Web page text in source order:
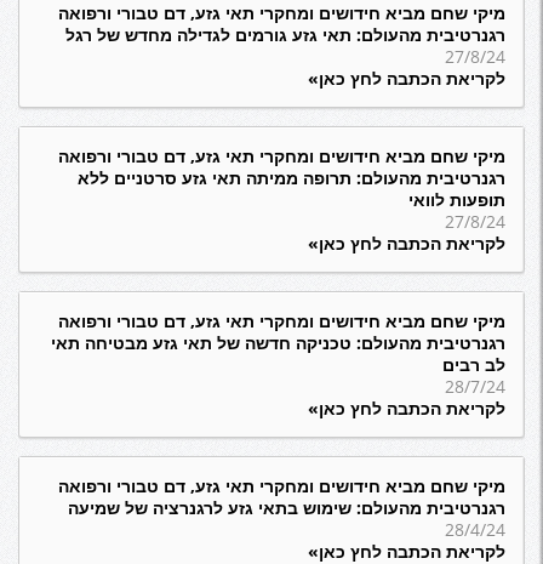
מיקי שחם מביא חידושים ומחקרי תאי גזע, דם טבורי ורפואה
רגנרטיבית מהעולם: תאי גזע גורמים לגדילה מחדש של רגל
27/8/24
לקריאת הכתבה לחץ כאן»
מיקי שחם מביא חידושים ומחקרי תאי גזע, דם טבורי ורפואה
רגנרטיבית מהעולם: תרופה ממיתה תאי גזע סרטניים ללא
תופעות לוואי
27/8/24
לקריאת הכתבה לחץ כאן»
מיקי שחם מביא חידושים ומחקרי תאי גזע, דם טבורי ורפואה
רגנרטיבית מהעולם: טכניקה חדשה של תאי גזע מבטיחה תאי
לב רבים
28/7/24
לקריאת הכתבה לחץ כאן»
מיקי שחם מביא חידושים ומחקרי תאי גזע, דם טבורי ורפואה
רגנרטיבית מהעולם: שימוש בתאי גזע לרגנרציה של שמיעה
28/4/24
לקריאת הכתבה לחץ כאן»